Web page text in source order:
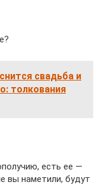
свадьба и
толкования
есть ее —
вы наметили, будут